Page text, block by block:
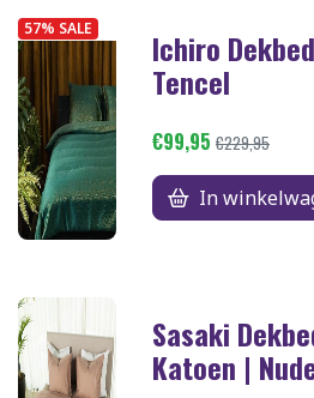
57% SALE Ichiro
Tencel
€99,95 €229,95
In
Sasaki
Katoen |